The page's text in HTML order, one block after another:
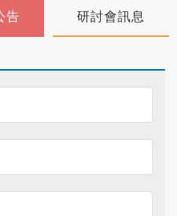
告 研討會訊息